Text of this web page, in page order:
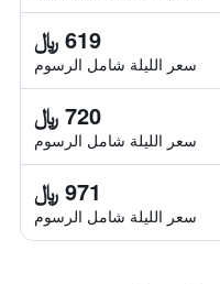
619 ﷼
سعر الليلة شامل الرسوم
720 ﷼
سعر الليلة شامل الرسوم
971 ﷼
سعر الليلة شامل الرسوم